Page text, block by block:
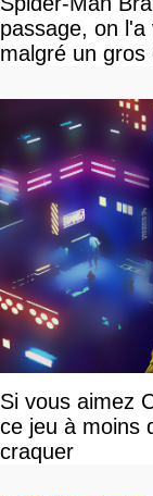
passage, on
malgré un gros
Si vous aimez
ce jeu à moins
craquer